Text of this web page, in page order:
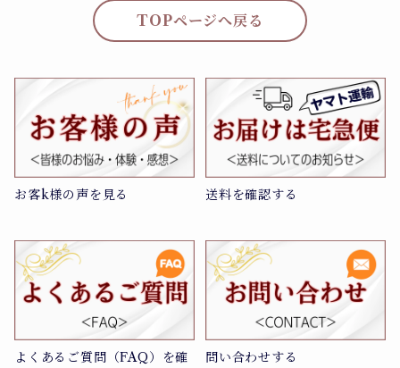
TOPページへ戻る
お客k様の声を見る 送料を確認する
よくあるご質問（FAQ）を確
問い合わせする